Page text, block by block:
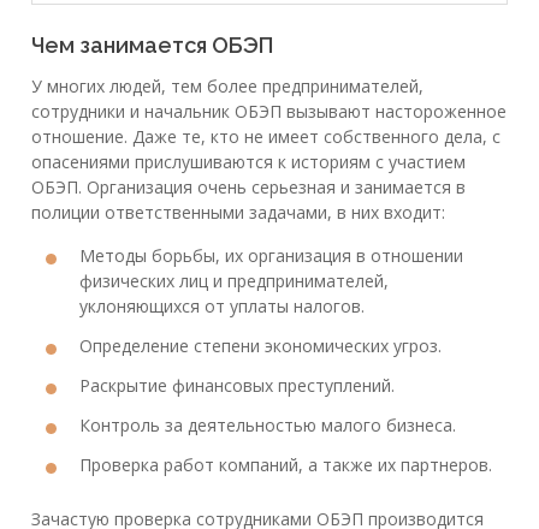
Чем занимается ОБЭП
У многих людей, тем более предпринимателей,
сотрудники и начальник ОБЭП вызывают настороженное
отношение. Даже те, кто не имеет собственного дела, с
опасениями прислушиваются к историям с участием
ОБЭП. Организация очень серьезная и занимается в
полиции ответственными задачами, в них входит:
Методы борьбы, их организация в отношении
физических лиц и предпринимателей,
уклоняющихся от уплаты налогов.
Определение степени экономических угроз.
Раскрытие финансовых преступлений.
Контроль за деятельностью малого бизнеса.
Проверка работ компаний, а также их партнеров.
Зачастую проверка сотрудниками ОБЭП производится